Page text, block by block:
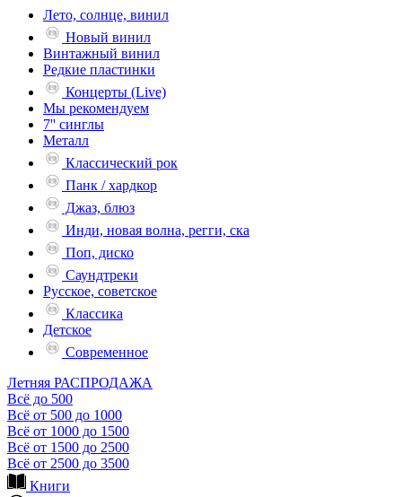
Лето, солнце, винил
Новый винил
Винтажный винил
Редкие пластинки
Концерты (Live)
Мы рекомендуем
7'' синглы
Металл
Классический рок
Панк / хардкор
Джаз, блюз
Инди, новая волна, регги, ска
Поп, диско
Саундтреки
Русское, советское
Классика
Детское
Современное
Летняя РАСПРОДАЖА
Всё до 500
Всё от 500 до 1000
Всё от 1000 до 1500
Всё от 1500 до 2500
Всё от 2500 до 3500
Книги